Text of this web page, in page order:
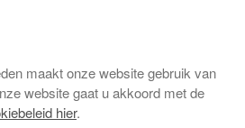
maakt onze website gebruik van
website gaat u akkoord met de
hier.